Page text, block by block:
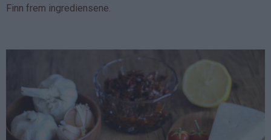
Finn frem ingrediensene.